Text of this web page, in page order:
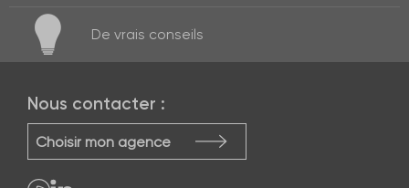
De vrais conseils
Nous contacter :
Choisir mon agence